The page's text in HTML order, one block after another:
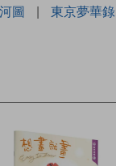
圖 | 東京夢華錄